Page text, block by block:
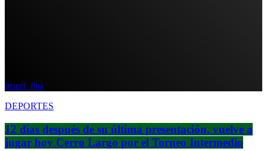
insert_link
DEPORTES
12 días después de su última presentación, vuelve a
jugar hoy Cerro Largo por el Torneo Intermedio